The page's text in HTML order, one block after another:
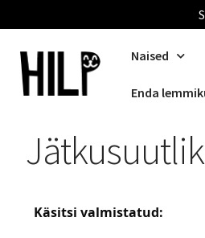
Naised
Enda
Käsitsi valmistatud: